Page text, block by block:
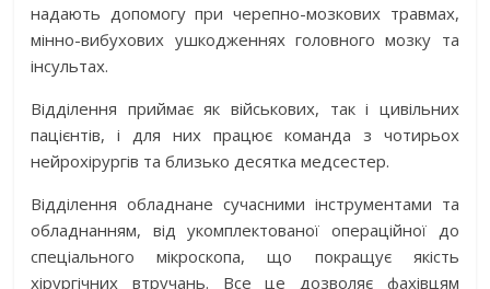
надають допомогу при черепно-мозкових травмах,
мінно-вибухових ушкодженнях головного мозку та
інсультах.
Відділення приймає як військових, так і цивільних
пацієнтів, і для них працює команда з чотирьох
нейрохірургів та близько десятка медсестер.
Відділення обладнане сучасними інструментами та
обладнанням, від укомплектованої операційної до
спеціального мікроскопа, що покращує якість
хірургічних втручань. Все це дозволяє фахівцям